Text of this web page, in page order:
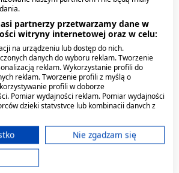
lub innych leków
przeciwbakteryjnych, a
gdy dochodzi do
mikrobioty jelitowej
diety (np. przy częstych
przewlekłym stresie. Lactoral
- może być stosowany przez
SKŁADNIKI
- celuloza, inozytol,
PL02, Lactobacillus
Bifidobacterium longum PL03,
- kwas L-askorbinowy Szczepy
partnerzy przetwarzamy dane w
witryny internetowej oraz w celu:
na urządzeniu lub dostęp do nich.
danych do wyboru reklam. Tworzenie
reklam. Wykorzystanie profili do
reklam. Tworzenie profili z myślą o
profili w doborze
Pomiar wydajności reklam. Pomiar wydajności
dzięki statystyce lub kombinacji danych z
wyboru treści.
poza Unię Europejską i wysyłane do USA.
dotyczą wyłącznie tej witryny/aplikacji.
(11 dostawców IAB)
Nie zgadzam się